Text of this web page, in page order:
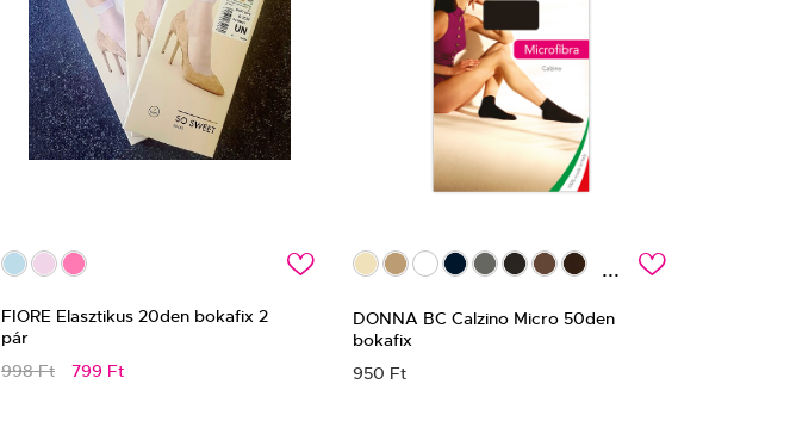
c
FIORE Elasztikus 20den bokafix 2
pár
998 Ft
799 Ft
... c
DONNA BC Calzino Micro 50den
bokafix
950 Ft